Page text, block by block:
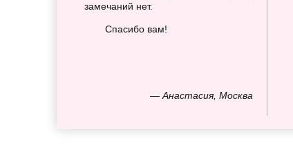
— Анастасия, Москва
замечаний нет.
Спасибо вам!